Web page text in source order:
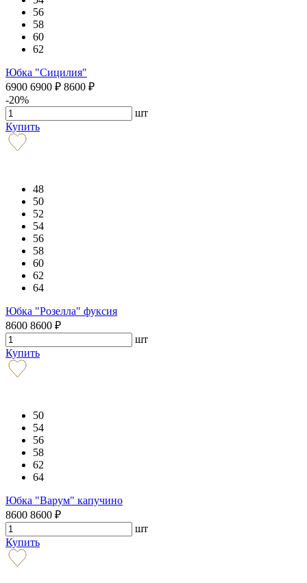
56
58
60
62
Юбка "Сицилия"
6900 6900 ₽ 8600 ₽
-20%
шт
Купить
48
50
52
54
56
58
60
62
64
Юбка "Розелла" фуксия
8600 8600 ₽
шт
Купить
50
54
56
58
62
64
Юбка "Варум" капучино
8600 8600 ₽
шт
Купить